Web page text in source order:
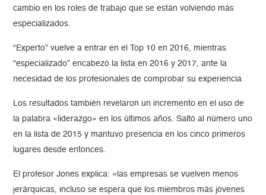
cambio en los roles de trabajo que se están volviendo más
especializados.
“Experto” vuelve a entrar en el Top 10 en 2016, mientras
“especializado” encabezó la lista en 2016 y 2017, ante la
necesidad de los profesionales de comprobar su experiencia.
Los resultados también revelaron un incremento en el uso de
la palabra «liderazgo» en los últimos años. Saltó al número uno
en la lista de 2015 y mantuvo presencia en los cinco primeros
lugares desde entonces.
El profesor Jones explica: «las empresas se vuelven menos
jerárquicas, incluso se espera que los miembros más jóvenes